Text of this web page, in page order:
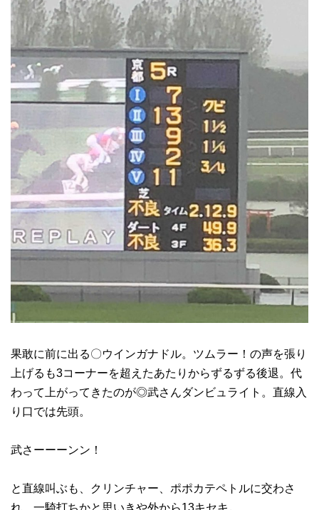
果敢に前に出る〇ウインガナドル。ツムラー！の声を張り
上げるも3コーナーを超えたあたりからずるずる後退。代
わって上がってきたのが◎武さんダンビュライト。直線入
り口では先頭。
武さーーーンン！
と直線叫ぶも、クリンチャー、ポポカテペトルに交わさ
れ、一騎打ちかと思いきや外から13キセキ。